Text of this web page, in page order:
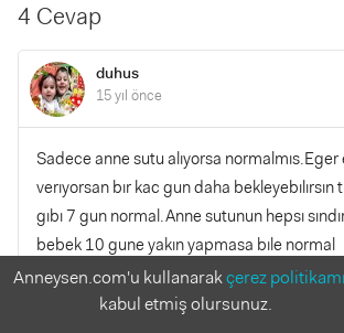
4 Cevap
duhus
15 yıl önce
Sadece anne sutu alıyorsa normalmıs.Eger
verıyorsan bır kac gun daha bekleyebılırsın
gıbı 7 gun normal.Anne sutunun hepsı
bebek 10 gune yakın yapmasa bıle normal
sayılıyor.cocugun rahatsa hıcbır sorun
ayın ıcınde ek gıda basladım yınede 4 gun
Anneysen.com'u kullanarakçerez
kabul etmiş olursunuz.